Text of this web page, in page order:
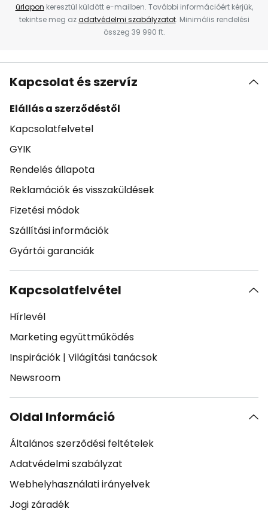
űrlapon keresztül küldött e-mailben. További információért kérjük,
tekintse meg azadatvédelmi szabályzatot. Minimális rendelési
összeg 39 990 ft.
Kapcsolat és szervíz
Elállás a szerződéstől
Kapcsolatfelvetel
GYIK
Rendelés állapota
Reklamációk és visszaküldések
Fizetési módok
Szállítási információk
Gyártói garanciák
Kapcsolatfelvétel
Hírlevél
Marketing együttműködés
Inspirációk | Világítási tanácsok
Newsroom
Oldal Információ
Általános szerződési feltételek
Adatvédelmi szabályzat
Webhelyhasználati irányelvek
Jogi záradék